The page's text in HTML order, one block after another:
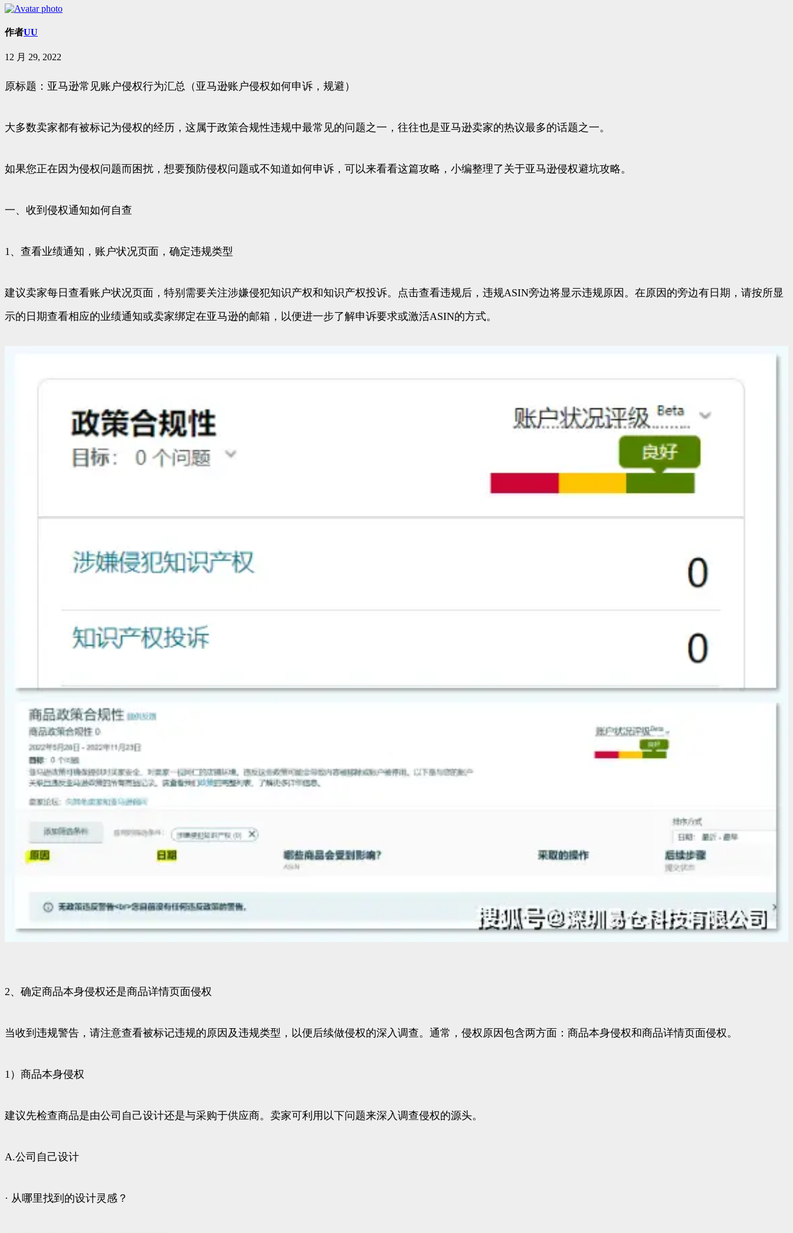
作者UU
12 月 29, 2022
原标题：亚马逊常见账户侵权行为汇总（亚马逊账户侵权如何申诉，规避）
大多数卖家都有被标记为侵权的经历，这属于政策合规性违规中最常见的问题之一，往往也是亚马逊卖家的热议最多的话题之一。
如果您正在因为侵权问题而困扰，想要预防侵权问题或不知道如何申诉，可以来看看这篇攻略，小编整理了关于亚马逊侵权避坑攻略。
一、收到侵权通知如何自查
1、查看业绩通知，账户状况页面，确定违规类型
建议卖家每日查看账户状况页面，特别需要关注涉嫌侵犯知识产权和知识产权投诉。点击查看违规后，违规ASIN旁边将显示违规原因。在原因的旁边有日期，请按所显
示的日期查看相应的业绩通知或卖家绑定在亚马逊的邮箱，以便进一步了解申诉要求或激活ASIN的方式。
2、确定商品本身侵权还是商品详情页面侵权
当收到违规警告，请注意查看被标记违规的原因及违规类型，以便后续做侵权的深入调查。通常，侵权原因包含两方面：商品本身侵权和商品详情页面侵权。
1）商品本身侵权
建议先检查商品是由公司自己设计还是与采购于供应商。卖家可利用以下问题来深入调查侵权的源头。
A.公司自己设计
· 从哪里找到的设计灵感？